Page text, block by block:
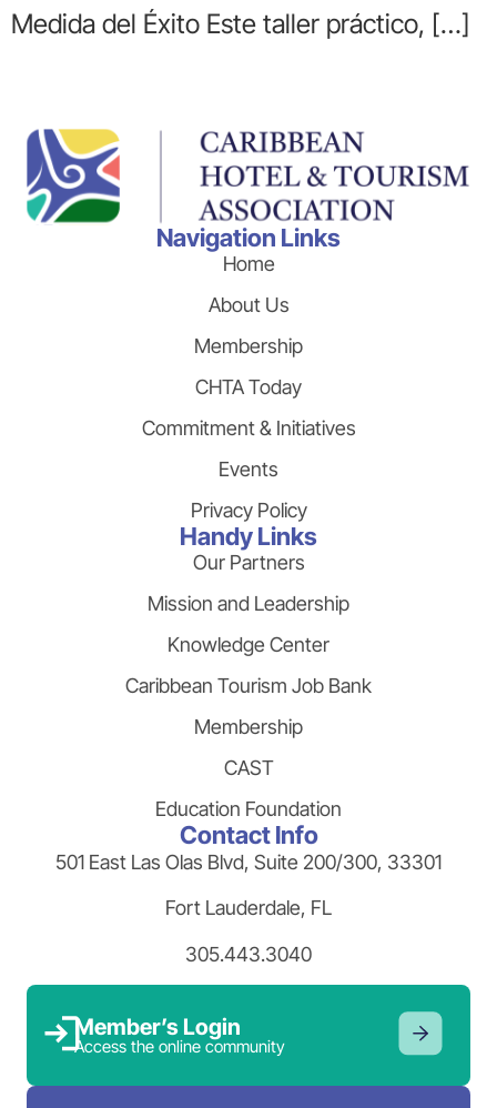
Medida del Éxito Este taller práctico, […]
Navigation Links
Home
About Us
Membership
CHTA Today
Commitment & Initiatives
Events
Privacy Policy
Handy Links
Our Partners
Mission and Leadership
Knowledge Center
Caribbean Tourism Job Bank
Membership
CAST
Education Foundation
Contact Info
501 East Las Olas Blvd, Suite 200/300, 33301
Fort Lauderdale, FL
305.443.3040
Member’s Login
Access the online community